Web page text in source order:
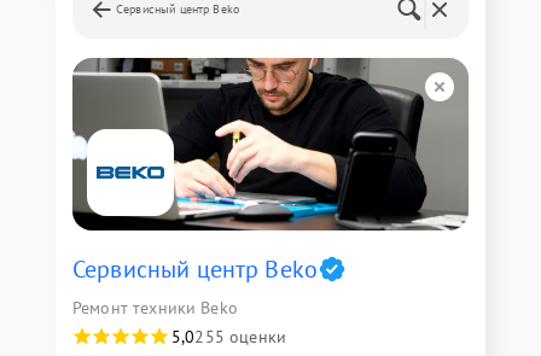
Сервисный центр Beko
Сервисный центр Beko
Ремонт техники Beko
5,0255 оценки